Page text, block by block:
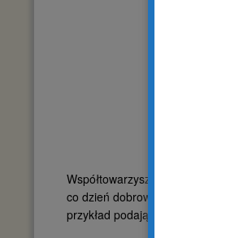
Współtowarzyszka podróży
co dzień dobrowolnie i z
przykład podając posiłek: -